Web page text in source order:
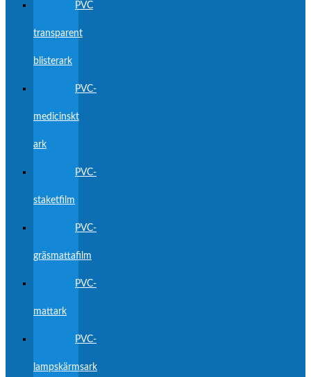
PVC
transparent
blisterark
PVC-
medicinskt
ark
PVC-
staketfilm
PVC-
gräsmattafilm
PVC-
mattark
PVC-
lampskärmsark